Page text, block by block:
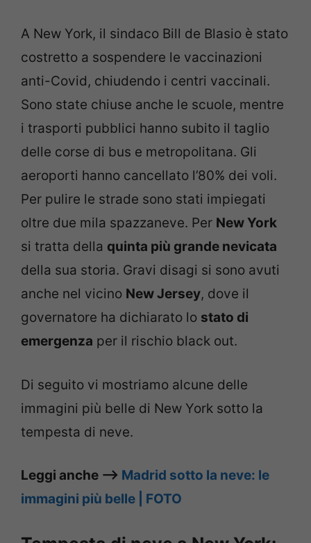
A New York, il sindaco Bill de Blasio è stato
costretto a sospendere le vaccinazioni
anti-Covid, chiudendo i centri vaccinali.
Sono state chiuse anche le scuole, mentre
i trasporti pubblici hanno subito il taglio
delle corse di bus e metropolitana. Gli
aeroporti hanno cancellato l’80% dei voli.
Per pulire le strade sono stati impiegati
oltre due mila spazzaneve. Per New York
si tratta della quinta più grande nevicata
della sua storia. Gravi disagi si sono avuti
anche nel vicino New Jersey, dove il
governatore ha dichiarato lo stato di
emergenza per il rischio black out.
Di seguito vi mostriamo alcune delle
immagini più belle di New York sotto la
tempesta di neve.
Leggi anche –> Madrid sotto la neve: le
immagini più belle | FOTO